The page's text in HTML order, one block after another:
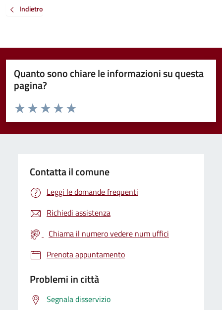
Indietro
Quanto sono chiare le informazioni su questa
pagina?
Valuta da 1 a 5 stelle la pagina
Valuta 5 stelle su 5
Valuta 4 stelle su 5
Valuta 3 stelle su 5
Valuta 2 stelle su 5
Valuta 1 stelle su 5
Contatta il comune
Leggi le domande frequenti
Richiedi assistenza
Chiama il numero vedere num uffici
Prenota appuntamento
Problemi in città
Segnala disservizio